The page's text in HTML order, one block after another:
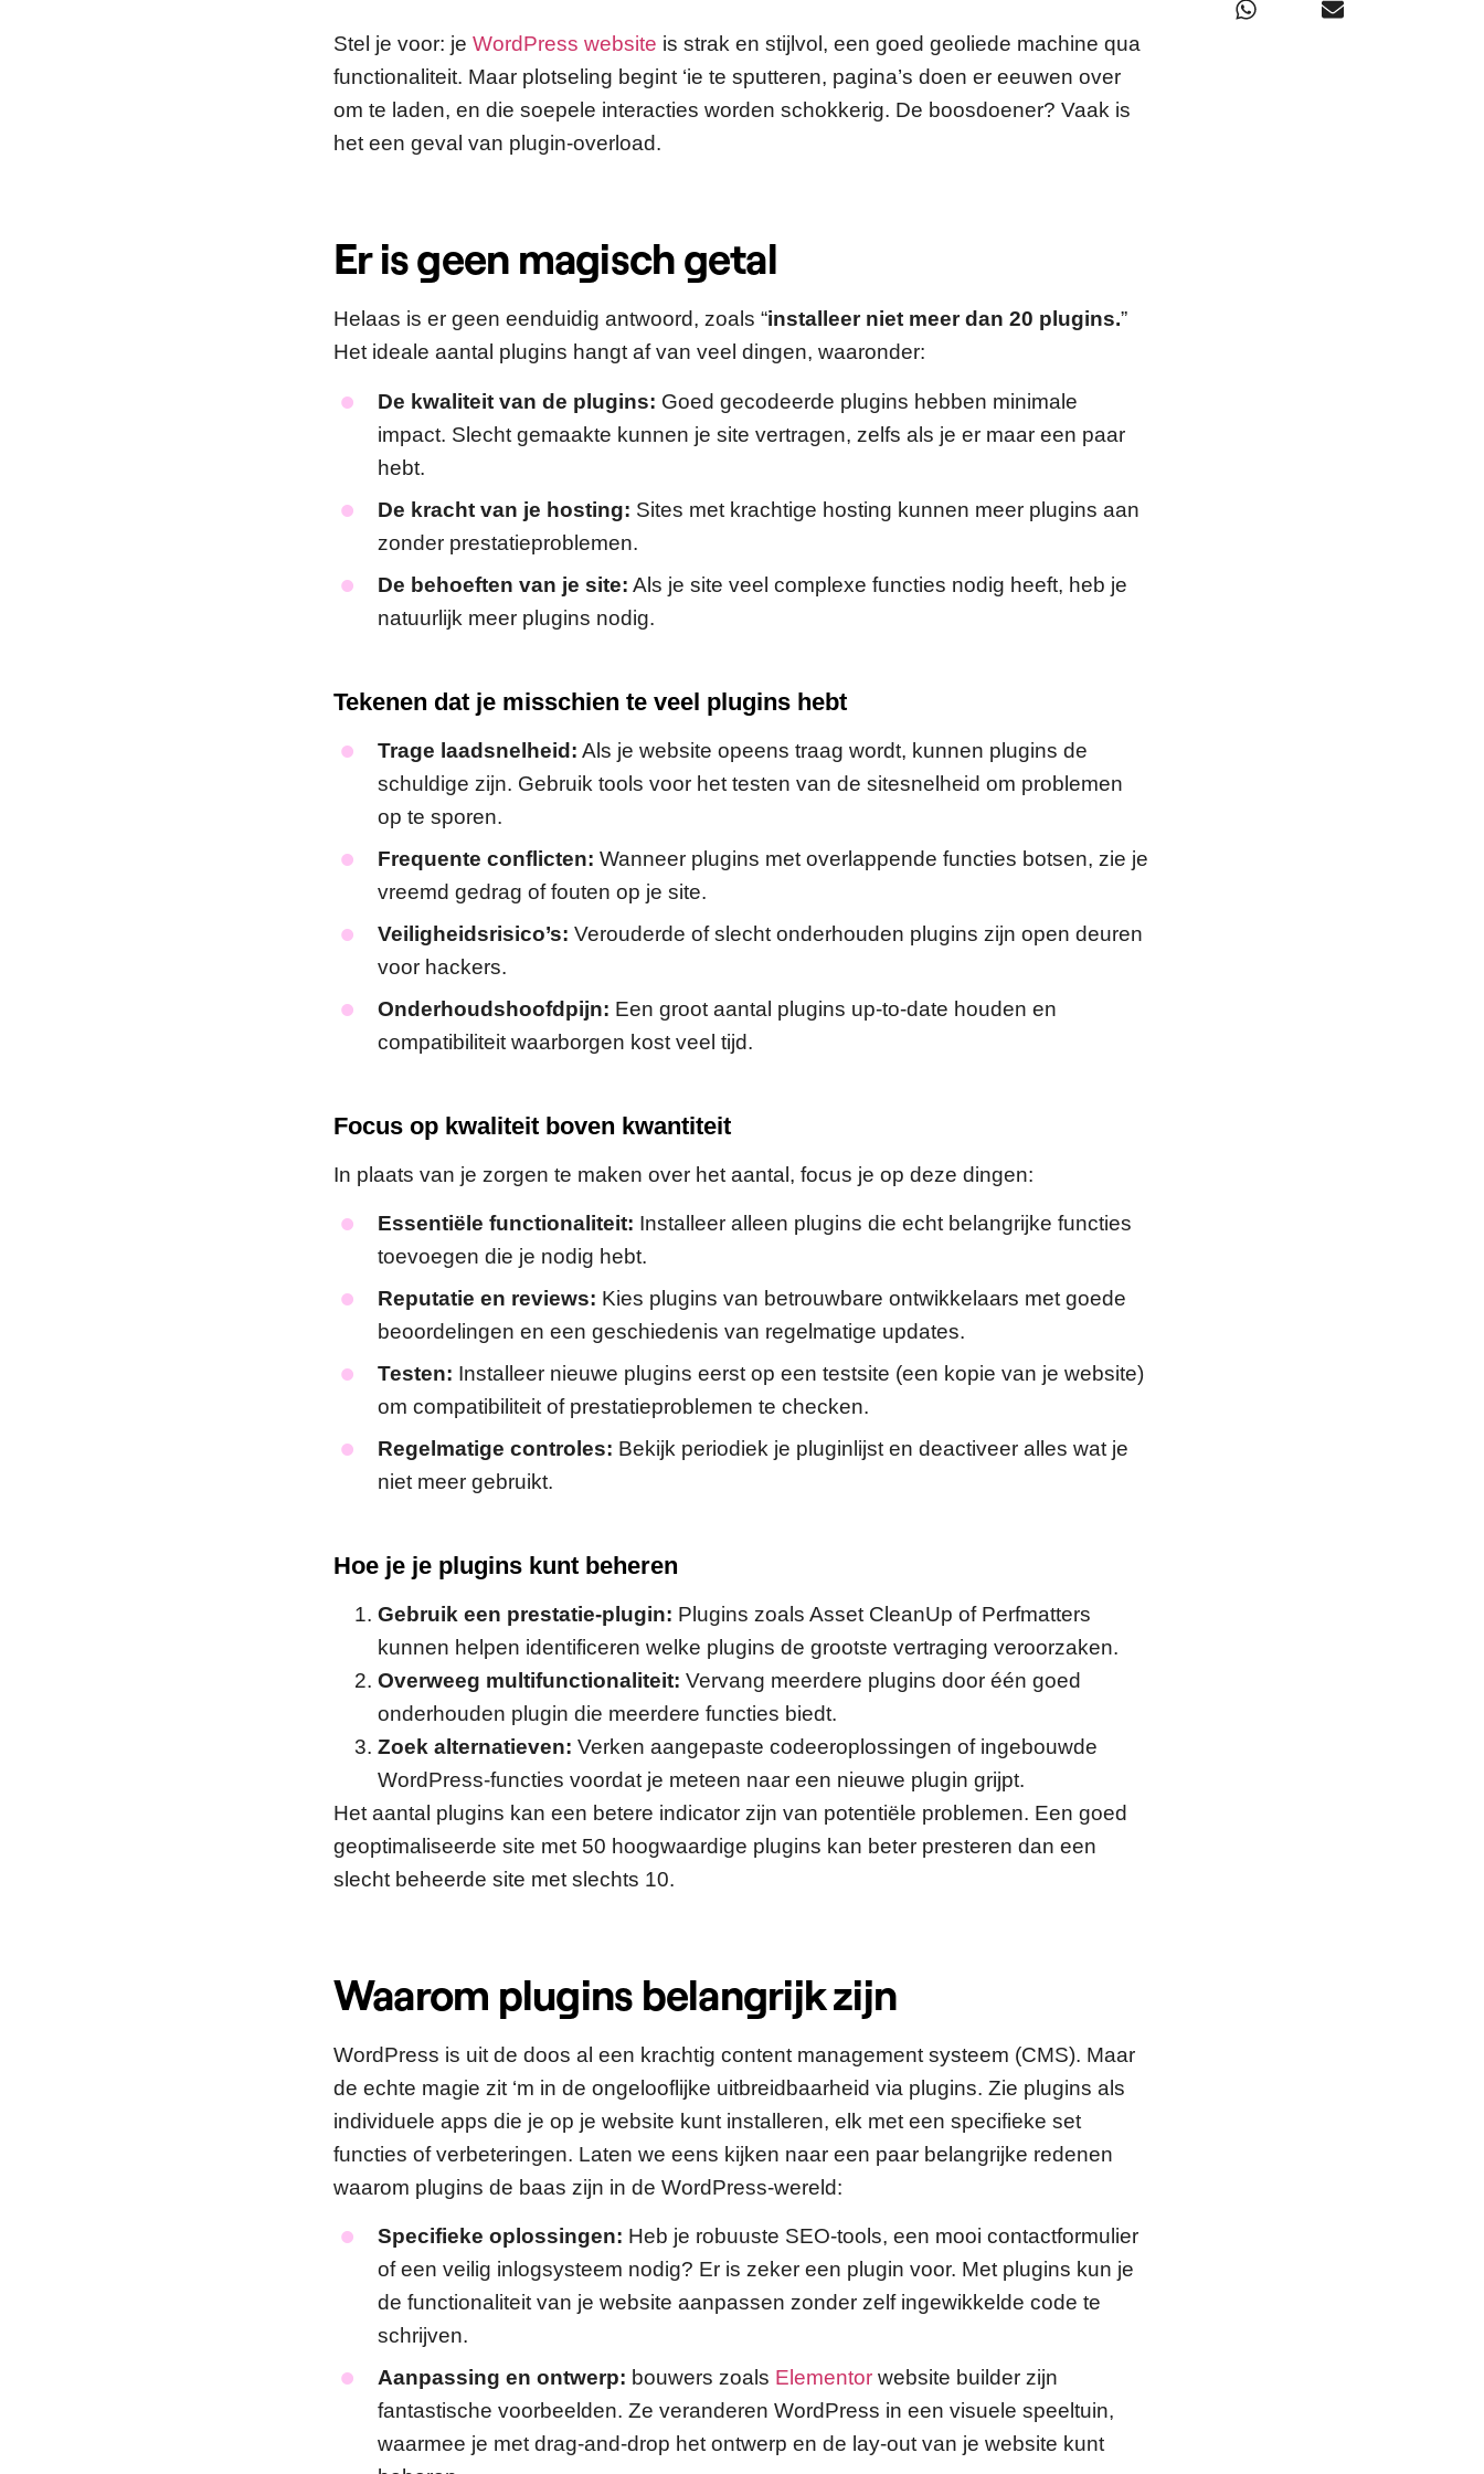
Stel je voor: je WordPress website is strak en stijlvol, een goed geoliede machine qua
functionaliteit. Maar plotseling begint ‘ie te sputteren, pagina’s doen er eeuwen over
om te laden, en die soepele interacties worden schokkerig. De boosdoener? Vaak is
het een geval van plugin-overload.
Er is geen magisch getal
Helaas is er geen eenduidig antwoord, zoals “installeer niet meer dan 20 plugins.”
Het ideale aantal plugins hangt af van veel dingen, waaronder:
De kwaliteit van de plugins: Goed gecodeerde plugins hebben minimale
impact. Slecht gemaakte kunnen je site vertragen, zelfs als je er maar een paar
hebt.
De kracht van je hosting: Sites met krachtige hosting kunnen meer plugins aan
zonder prestatieproblemen.
De behoeften van je site: Als je site veel complexe functies nodig heeft, heb je
natuurlijk meer plugins nodig.
Tekenen dat je misschien te veel plugins hebt
Trage laadsnelheid: Als je website opeens traag wordt, kunnen plugins de
schuldige zijn. Gebruik tools voor het testen van de sitesnelheid om problemen
op te sporen.
Frequente conflicten: Wanneer plugins met overlappende functies botsen, zie je
vreemd gedrag of fouten op je site.
Veiligheidsrisico’s: Verouderde of slecht onderhouden plugins zijn open deuren
voor hackers.
Onderhoudshoofdpijn: Een groot aantal plugins up-to-date houden en
compatibiliteit waarborgen kost veel tijd.
Focus op kwaliteit boven kwantiteit
In plaats van je zorgen te maken over het aantal, focus je op deze dingen:
Essentiële functionaliteit: Installeer alleen plugins die echt belangrijke functies
toevoegen die je nodig hebt.
Reputatie en reviews: Kies plugins van betrouwbare ontwikkelaars met goede
beoordelingen en een geschiedenis van regelmatige updates.
Testen: Installeer nieuwe plugins eerst op een testsite (een kopie van je website)
om compatibiliteit of prestatieproblemen te checken.
Regelmatige controles: Bekijk periodiek je pluginlijst en deactiveer alles wat je
niet meer gebruikt.
Hoe je je plugins kunt beheren
Gebruik een prestatie-plugin: Plugins zoals Asset CleanUp of Perfmatters
kunnen helpen identificeren welke plugins de grootste vertraging veroorzaken.
Overweeg multifunctionaliteit: Vervang meerdere plugins door één goed
onderhouden plugin die meerdere functies biedt.
Zoek alternatieven: Verken aangepaste codeeroplossingen of ingebouwde
WordPress-functies voordat je meteen naar een nieuwe plugin grijpt.
Het aantal plugins kan een betere indicator zijn van potentiële problemen. Een goed
geoptimaliseerde site met 50 hoogwaardige plugins kan beter presteren dan een
slecht beheerde site met slechts 10.
Waarom plugins belangrijk zijn
WordPress is uit de doos al een krachtig content management systeem (CMS). Maar
de echte magie zit ‘m in de ongelooflijke uitbreidbaarheid via plugins. Zie plugins als
individuele apps die je op je website kunt installeren, elk met een specifieke set
functies of verbeteringen. Laten we eens kijken naar een paar belangrijke redenen
waarom plugins de baas zijn in de WordPress-wereld:
Specifieke oplossingen: Heb je robuuste SEO-tools, een mooi contactformulier
of een veilig inlogsysteem nodig? Er is zeker een plugin voor. Met plugins kun je
de functionaliteit van je website aanpassen zonder zelf ingewikkelde code te
schrijven.
Aanpassing en ontwerp: bouwers zoals Elementor website builder zijn
fantastische voorbeelden. Ze veranderen WordPress in een visuele speeltuin,
waarmee je met drag-and-drop het ontwerp en de lay-out van je website kunt